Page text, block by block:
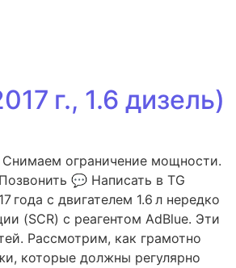
г., 1.6 дизель)
ограничение мощности.
💬 Написать в TG
года с двигателем 1.6 л нередко
(SCR) с реагентом AdBlue. Эти
Рассмотрим, как грамотно
которые должны регулярно